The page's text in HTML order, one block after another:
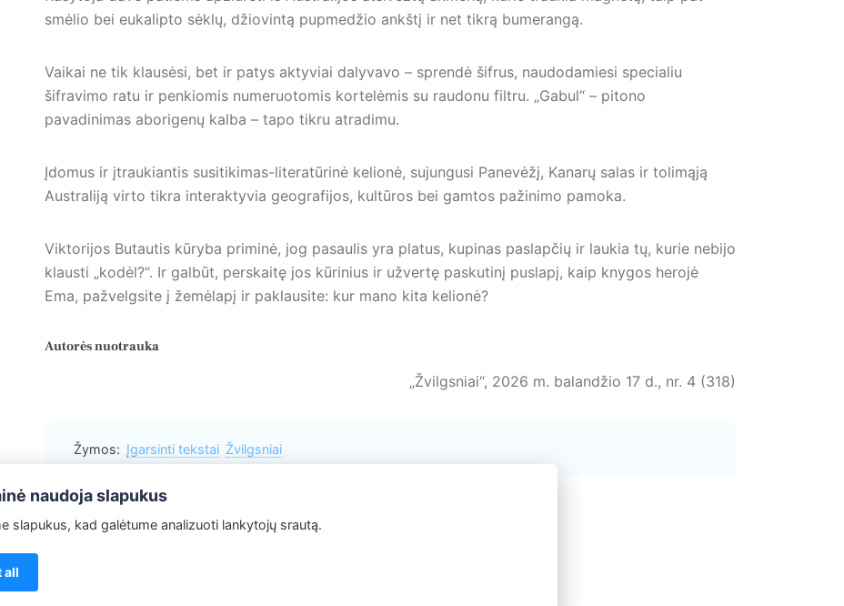
smėlio bei eukalipto sėklų, džiovintą pupmedžio ankštį ir net tikrą bumerangą.
Vaikai ne tik klausėsi, bet ir patys aktyviai dalyvavo – sprendė šifrus, naudodamiesi specialiu
šifravimo ratu ir penkiomis numeruotomis kortelėmis su raudonu filtru. „Gabul“ – pitono
pavadinimas aborigenų kalba – tapo tikru atradimu.
Įdomus ir įtraukiantis susitikimas-literatūrinė kelionė, sujungusi Panevėžį, Kanarų salas ir tolimąją
Australiją virto tikra interaktyvia geografijos, kultūros bei gamtos pažinimo pamoka.
Viktorijos Butautis kūryba pri­minė, jog pasaulis yra platus, kupinas paslapčių ir laukia tų, kurie nebijo
klausti „kodėl?“. Ir galbūt, perskaitę jos kūrinius ir užvertę paskutinį puslapį, kaip knygos herojė
Ema, pažvelgsite į žemėlapį ir paklausite: kur mano kita kelionė?
Autorės nuotrauka
„Žvilgsniai“, 2026 m. balandžio 17 d., nr. 4 (318)
Žymos: Įgarsinti tekstai Žvilgsniai
naudoja slapukus
slapukus, kad galėtume analizuoti lankytojų srautą.
all